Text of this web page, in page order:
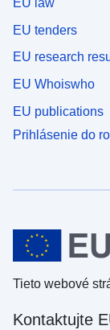
EU law
EU tenders
EU research
EU Whoiswho
EU publications
Prihlásenie do
Tieto webové
Kontaktujte